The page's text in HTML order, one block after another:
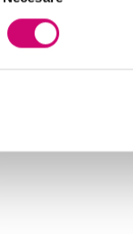
emoțional
unui vorbitor
empatie